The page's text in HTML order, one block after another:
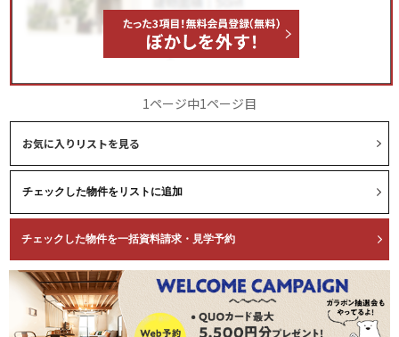
1ページ中1ページ目
お気に入りリストを見る